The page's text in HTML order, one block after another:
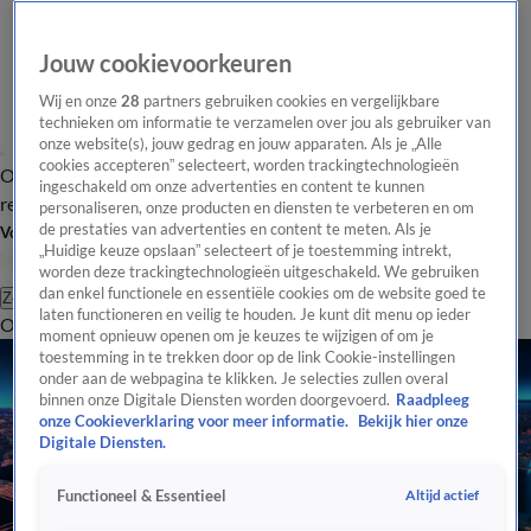
Overzicht Laatste nieuws Regionieuws Het beste van Hart
Tip de
redactie
Volg Hart van Nederland
Zoeken
OverzichtRegioUitzendingenWeerTip de redactiePanelVideo's
Jouw cookievoorkeuren
Wij en onze28 partners gebruiken cookies en vergelijkbare
technieken om informatie te verzamelen over jou als gebruiker van
onze website(s), jouw gedrag en jouw apparaten. Als je „Alle
cookies accepteren” selecteert, worden trackingtechnologieën
ingeschakeld om onze advertenties en content te kunnen
personaliseren, onze producten en diensten te verbeteren en om
de prestaties van advertenties en content te meten. Als je
„Huidige keuze opslaan” selecteert of je toestemming intrekt,
worden deze trackingtechnologieën uitgeschakeld. We gebruiken
dan enkel functionele en essentiële cookies om de website goed te
laten functioneren en veilig te houden. Je kunt dit menu op ieder
moment opnieuw openen om je keuzes te wijzigen of om je
toestemming in te trekken door op de link Cookie-instellingen
onder aan de webpagina te klikken. Je selecties zullen overal
binnen onze Digitale Diensten worden doorgevoerd. Raadpleeg
onze Cookieverklaring voor meer informatie.
Bekijk hier onze
Digitale Diensten.
Functioneel & Essentieel Altijd actief